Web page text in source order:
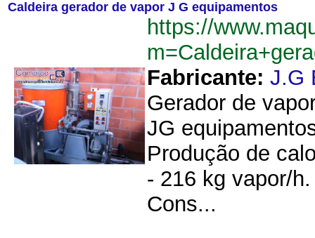
Caldeira gerador de vapor J G equipamentos
https://
Fabricante: J.G
Gerador de
JG
Produção de
- 216 kg vapor/
Cons...